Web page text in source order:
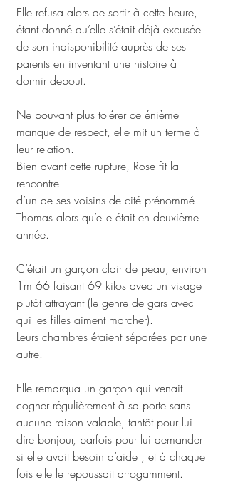
Elle refusa alors de sortir à cette heure,
étant donné qu’elle s’était déjà excusée
de son indisponibilité auprès de ses
parents en inventant une histoire à
dormir debout.
Ne pouvant plus tolérer ce énième
manque de respect, elle mit un terme à
leur relation.
Bien avant cette rupture, Rose fit la
rencontre
d’un de ses voisins de cité prénommé
Thomas alors qu’elle était en deuxième
année.
C’était un garçon clair de peau, environ
1m 66 faisant 69 kilos avec un visage
plutôt attrayant (le genre de gars avec
qui les filles aiment marcher).
Leurs chambres étaient séparées par une
autre.
Elle remarqua un garçon qui venait
cogner régulièrement à sa porte sans
aucune raison valable, tantôt pour lui
dire bonjour, parfois pour lui demander
si elle avait besoin d’aide ; et à chaque
fois elle le repoussait arrogamment.